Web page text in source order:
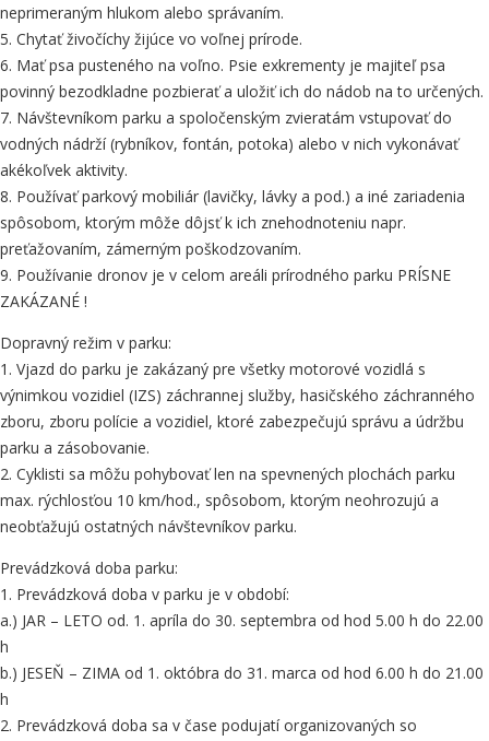
neprimeraným hlukom alebo správaním.
5. Chytať živočíchy žijúce vo voľnej prírode.
6. Mať psa pusteného na voľno. Psie exkrementy je majiteľ psa
povinný bezodkladne pozbierať a uložiť ich do nádob na to určených.
7. Návštevníkom parku a spoločenským zvieratám vstupovať do
vodných nádrží (rybníkov, fontán, potoka) alebo v nich vykonávať
akékoľvek aktivity.
8. Používať parkový mobiliár (lavičky, lávky a pod.) a iné zariadenia
spôsobom, ktorým môže dôjsť k ich znehodnoteniu napr.
preťažovaním, zámerným poškodzovaním.
9. Používanie dronov je v celom areáli prírodného parku PRÍSNE
ZAKÁZANÉ !
Dopravný režim v parku:
1. Vjazd do parku je zakázaný pre všetky motorové vozidlá s
výnimkou vozidiel (IZS) záchrannej služby, hasičského záchranného
zboru, zboru polície a vozidiel, ktoré zabezpečujú správu a údržbu
parku a zásobovanie.
2. Cyklisti sa môžu pohybovať len na spevnených plochách parku
max. rýchlosťou 10 km/hod., spôsobom, ktorým neohrozujú a
neobťažujú ostatných návštevníkov parku.
Prevádzková doba parku:
1. Prevádzková doba v parku je v období:
a.) JAR – LETO od. 1. apríla do 30. septembra od hod 5.00 h do 22.00
h
b.) JESEŇ – ZIMA od 1. októbra do 31. marca od hod 6.00 h do 21.00
h
2. Prevádzková doba sa v čase podujatí organizovaných so